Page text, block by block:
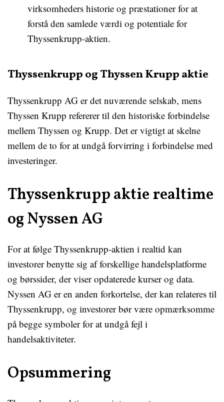
virksomheders historie og præstationer for at
forstå den samlede værdi og potentiale for
Thyssenkrupp-aktien.
Thyssenkrupp og Thyssen Krupp aktie
Thyssenkrupp AG er det nuværende selskab, mens
Thyssen Krupp refererer til den historiske forbindelse
mellem Thyssen og Krupp. Det er vigtigt at skelne
mellem de to for at undgå forvirring i forbindelse med
investeringer.
Thyssenkrupp aktie realtime
og Nyssen AG
For at følge Thyssenkrupp-aktien i realtid kan
investorer benytte sig af forskellige handelsplatforme
og børssider, der viser opdaterede kurser og data.
Nyssen AG er en anden forkortelse, der kan relateres til
Thyssenkrupp, og investorer bør være opmærksomme
på begge symboler for at undgå fejl i
handelsaktiviteter.
Opsummering